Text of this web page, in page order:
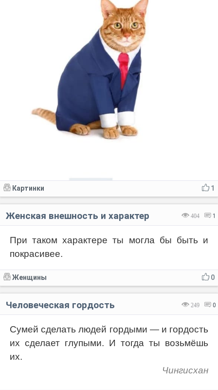
1
Картинки
404 1
Женская внешность и характер
При таком характере ты могла бы быть и
покрасивее.
0
Женщины
249 0
Человеческая гордость
Сумей сделать людей гордыми — и гордость
их сделает глупыми. И тогда ты возьмёшь
их.
Чингисхан